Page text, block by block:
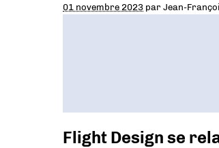
01 novembre 2023 parJean-
Flight Design se